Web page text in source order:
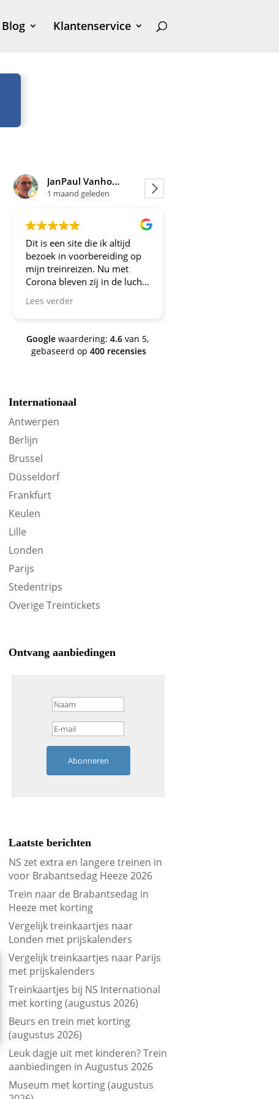
Blog Klantenservice
JanPaul Vanhoven
1 maand geleden
Dit is een site die ik altijd
bezoek in voorbereiding op
mijn treinreizen. Nu met
Corona bleven zij in de lucht.
Bravo en ga zo door! En nu
zijn we een aantal jaren
site om je te oriënteren op
trein-voordeel!
Lees verder
Google waardering: 4.6 van 5,
gebaseerd op400 recensies
Internationaal
Antwerpen
Berlijn
Brussel
Düsseldorf
Frankfurt
Keulen
Lille
Londen
Parijs
Stedentrips
Overige Treintickets
Ontvang aanbiedingen
Abonneren
Laatste berichten
NS zet extra en langere treinen in
voor Brabantsedag Heeze 2026
Trein naar de Brabantsedag in
Heeze met korting
Vergelijk treinkaartjes naar
Londen met prijskalenders
Vergelijk treinkaartjes naar Parijs
met prijskalenders
Treinkaartjes bij NS International
met korting (augustus 2026)
Beurs en trein met korting
(augustus 2026)
Leuk dagje uit met kinderen? Trein
aanbiedingen in Augustus 2026
Museum met korting (augustus